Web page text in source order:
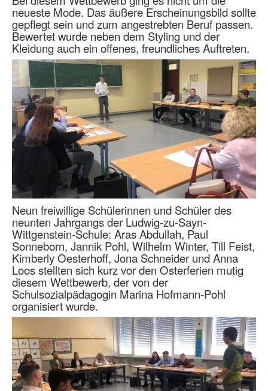
neueste Mode. Das äußere Erscheinungsbild sollte
gepflegt sein und zum angestrebten Beruf passen.
Bewertet wurde neben dem Styling und der
Kleidung auch ein offenes, freundliches Auftreten.
Neun freiwillige Schülerinnen und Schüler des
neunten Jahrgangs der Ludwig-zu-Sayn-
Wittgenstein-Schule: Aras Abdullah, Paul
Sonneborn, Jannik Pohl, Wilhelm Winter, Till Feist,
Kimberly Oesterhoff, Jona Schneider und Anna
Loos stellten sich kurz vor den Osterferien mutig
diesem Wettbewerb, der von der
Schulsozialpädagogin Marina Hofmann-Pohl
organisiert wurde.